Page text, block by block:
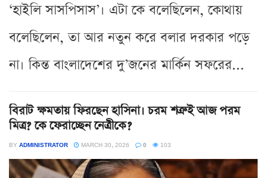
‘হাইলি সাসপিসাস’। এটা কে বলেছিলেন, কোথায়
বলেছিলেন, তা আর নতুন করে বলার দরকার পড়ে
না। কিন্ত বাংলাদেশের দু’জনের মার্কিন সফরের...
বিরাট ক্ষমতায় ফিরছেন হাসিনা। চরম শত্রুই আজ পরম
মিত্র? কে ফেরাচ্ছেন নেত্রীকে?
BY ADMINISTRATOR MARCH 30, 2026 0 103